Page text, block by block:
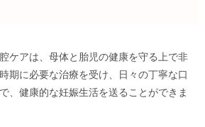
ケアは、母体と胎児の健康を守る上で非
期に必要な治療を受け、日々の丁寧な口
、健康的な妊娠生活を送ることができま